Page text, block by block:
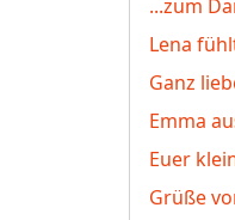
...zum
Lena
Ganz
Emma
Euer
Grüße